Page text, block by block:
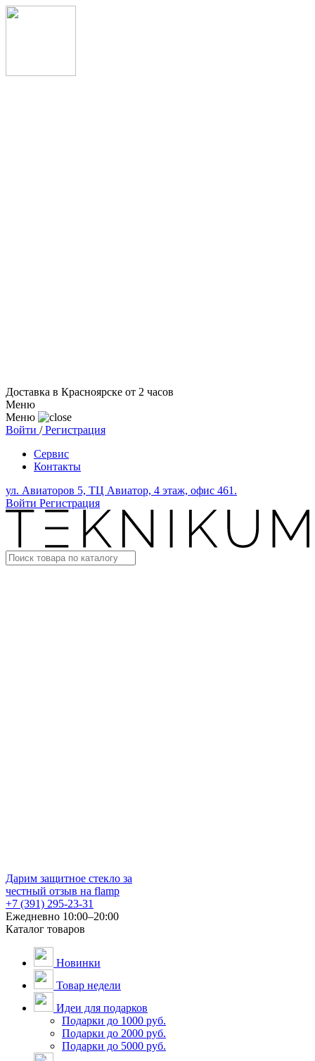
Доставка в Красноярске от 2 часов
Меню
Меню
Войти /Регистрация
Сервис
Контакты
ул. Авиаторов 5, ТЦ Авиатор, 4 этаж, офис 461.
Войти Регистрация
Дарим защитное стекло за
честный отзыв на flamp
+7 (391) 295-23-31
Ежедневно 10:00–20:00
Каталог товаров
Новинки
Товар недели
Идеи для подарков
Подарки до 1000 руб.
Подарки до 2000 руб.
Подарки до 5000 руб.